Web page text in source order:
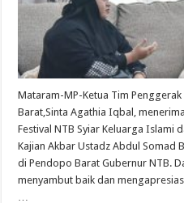
Mataram-MP-Ketua Tim Penggerak
Barat,Sinta Agathia Iqbal,
Festival NTB Syiar Keluarga Islami
Kajian Akbar Ustadz Abdul Somad
di Pendopo Barat Gubernur NTB.
menyambut baik dan